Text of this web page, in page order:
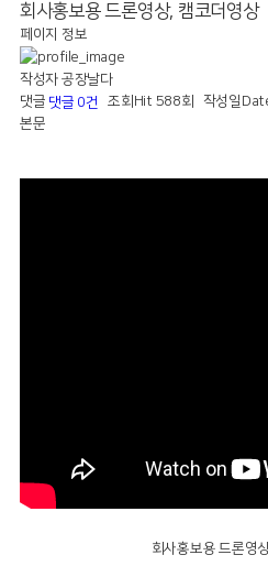
회사홍보용 드론영상, 캠코더영상
페이지 정보
작성자 공장날다
댓글 댓글 0건 조회 Hit 588회 작성일
본문
회사홍보용 드론영